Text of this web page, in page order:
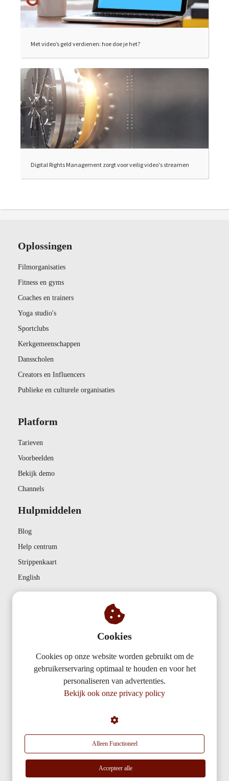
Met video’s geld verdienen: hoe doe je het?
Digital Rights Management zorgt voor veilig video's streamen
Oplossingen
Filmorganisaties
Fitness en gyms
Coaches en trainers
Yoga studio's
Sportclubs
Kerkgemeenschappen
Dansscholen
Creators en Influencers
Publieke en culturele organisaties
Platform
Tarieven
Voorbeelden
Bekijk demo
Channels
Hulpmiddelen
Blog
Help centrum
Strippenkaart
English
Partnerships
5431 NVCuijk
info@audienceplayer.com
Cookies
Cookies op onze website worden gebruikt om de
gebruikerservaring optimaal te houden en voor het
personaliseren van advertenties.
Bekijk ook onze privacy policy
Alleen Functioneel
Accepteer alle